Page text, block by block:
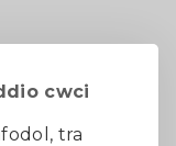
cwci
tra